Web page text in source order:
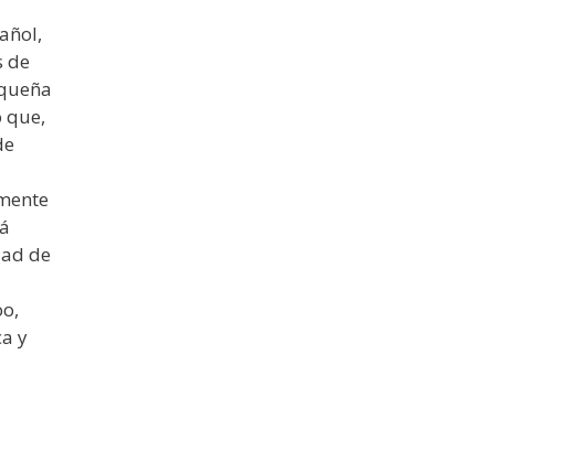
de
que,
de
y